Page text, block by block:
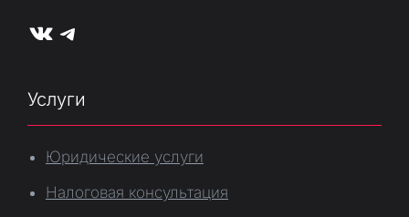
VK Telegram
Услуги
Юридические услуги
Налоговая консультация